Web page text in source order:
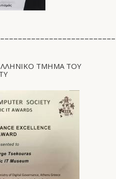
ΤΜΗΜΑ ΤΟΥ